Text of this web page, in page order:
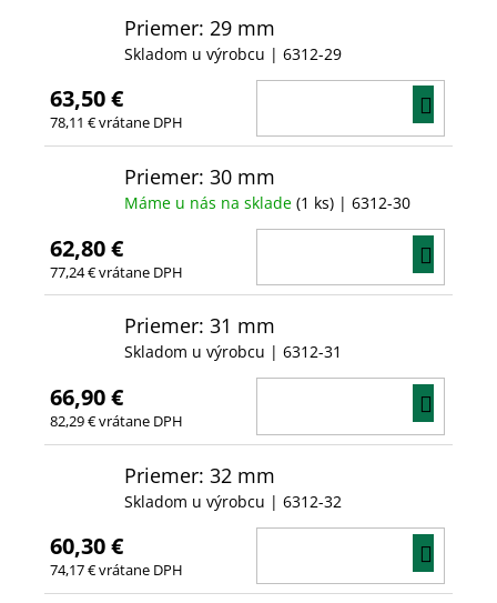
Priemer: 29 mm
Skladom u výrobcu | 6312-29
63,50 €
78,11 € vrátane DPH
Priemer: 30 mm
Máme u nás na sklade (1 ks) | 6312-30
62,80 €
77,24 € vrátane DPH
Priemer: 31 mm
Skladom u výrobcu | 6312-31
66,90 €
82,29 € vrátane DPH
Priemer: 32 mm
Skladom u výrobcu | 6312-32
60,30 €
74,17 € vrátane DPH